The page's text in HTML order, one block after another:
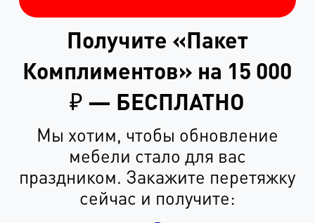
Получите «Пакет
Комплиментов» на 15 000
₽ — БЕСПЛАТНО
Мы хотим, чтобы обновление
мебели стало для вас
праздником. Закажите перетяжку
сейчас и получите: